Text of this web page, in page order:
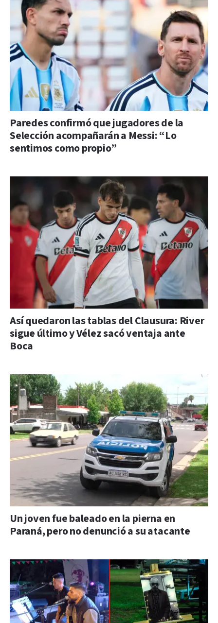
Paredes confirmó que jugadores de la
Selección acompañarán a Messi: “Lo
sentimos como propio”
Así quedaron las tablas del Clausura: River
sigue último y Vélez sacó ventaja ante
Boca
Un joven fue baleado en la pierna en
Paraná, pero no denunció a su atacante